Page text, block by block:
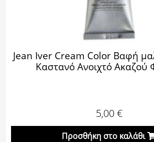
Jean Iver Cream Color Βαφή
Καστανό Ανοιχτό Ακαζού
5,00€
Προσθήκη στο καλάθι